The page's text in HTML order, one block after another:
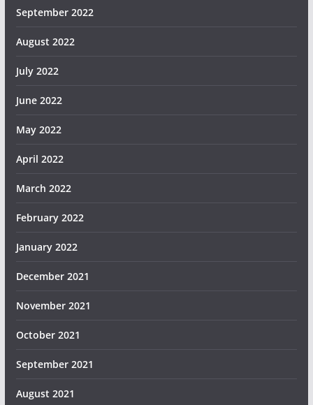
September 2022
August 2022
July 2022
June 2022
May 2022
April 2022
March 2022
February 2022
January 2022
December 2021
November 2021
October 2021
September 2021
August 2021